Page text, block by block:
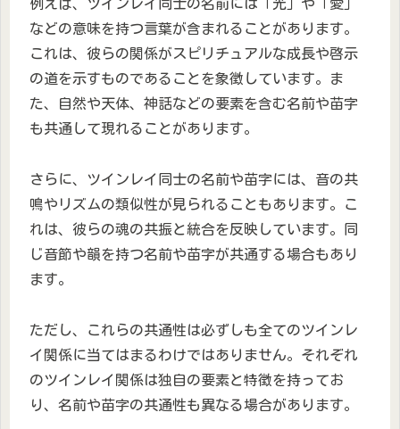
例えば、ツインレイ同士の名前には「光」や「愛」
などの意味を持つ言葉が含まれることがあります。
これは、彼らの関係がスピリチュアルな成長や啓示
の道を示すものであることを象徴しています。ま
た、自然や天体、神話などの要素を含む名前や苗字
も共通して現れることがあります。
さらに、ツインレイ同士の名前や苗字には、音の共
鳴やリズムの類似性が見られることもあります。こ
れは、彼らの魂の共振と統合を反映しています。同
じ音節や韻を持つ名前や苗字が共通する場合もあり
ます。
ただし、これらの共通性は必ずしも全てのツインレ
イ関係に当てはまるわけではありません。それぞれ
のツインレイ関係は独自の要素と特徴を持ってお
り、名前や苗字の共通性も異なる場合があります。